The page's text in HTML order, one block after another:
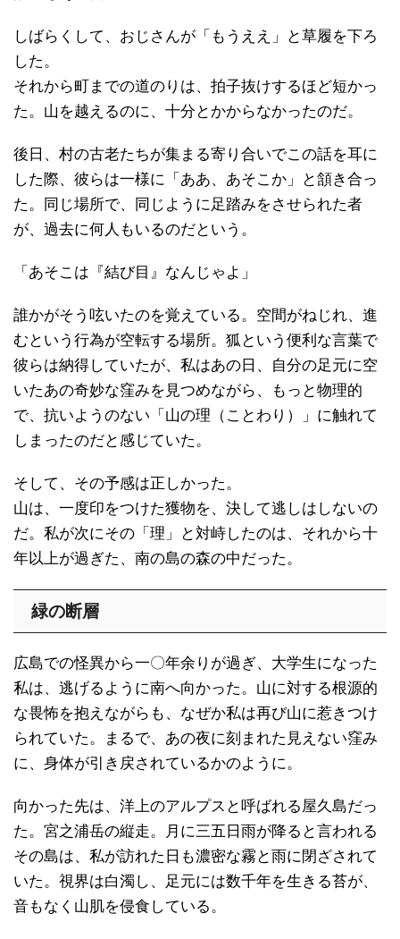
しばらくして、おじさんが「もうええ」と草履を下ろ
した。
それから町までの道のりは、拍子抜けするほど短かっ
た。山を越えるのに、十分とかからなかったのだ。
後日、村の古老たちが集まる寄り合いでこの話を耳に
した際、彼らは一様に「ああ、あそこか」と頷き合っ
た。同じ場所で、同じように足踏みをさせられた者
が、過去に何人もいるのだという。
「あそこは『結び目』なんじゃよ」
誰かがそう呟いたのを覚えている。空間がねじれ、進
むという行為が空転する場所。狐という便利な言葉で
彼らは納得していたが、私はあの日、自分の足元に空
いたあの奇妙な窪みを見つめながら、もっと物理的
で、抗いようのない「山の理（ことわり）」に触れて
しまったのだと感じていた。
そして、その予感は正しかった。
山は、一度印をつけた獲物を、決して逃しはしないの
だ。私が次にその「理」と対峙したのは、それから十
年以上が過ぎた、南の島の森の中だった。
緑の断層
広島での怪異から一〇年余りが過ぎ、大学生になった
私は、逃げるように南へ向かった。山に対する根源的
な畏怖を抱えながらも、なぜか私は再び山に惹きつけ
られていた。まるで、あの夜に刻まれた見えない窪み
に、身体が引き戻されているかのように。
向かった先は、洋上のアルプスと呼ばれる屋久島だっ
た。宮之浦岳の縦走。月に三五日雨が降ると言われる
その島は、私が訪れた日も濃密な霧と雨に閉ざされて
いた。視界は白濁し、足元には数千年を生きる苔が、
音もなく山肌を侵食している。